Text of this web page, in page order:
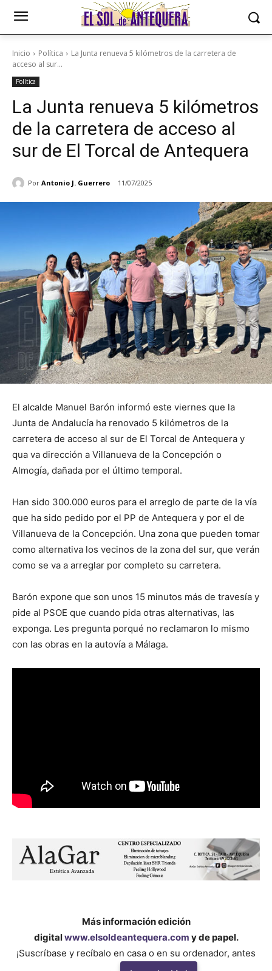
Inicio Política
La Junta renueva 5 kilómetros de la carretera de
acceso al sur...
Política
La Junta renueva 5 kilómetros
de la carretera de acceso al
sur de El Torcal de Antequera
Por Antonio J. Guerrero 11/07/2025
El alcalde Manuel Barón informó este viernes que la
Junta de Andalucía ha renovado 5 kilómetros de la
carretera de acceso al sur de El Torcal de Antequera y
qua va dirección a Villanueva de la Concepción o
Almogía, dañada por el último temporal.
Han sido 300.000 euros para el arreglo de parte de la vía
que ha sido pedido por el PP de Antequera y por el de
Villanueva de la Concepción. Una zona que pueden tomar
como alternativa los vecinos de la zona del sur, que verán
como se va a arreglar por completo su carretera.
Barón expone que son unos 15 minutos más de travesía y
pide al PSOE que cuando pida otras alternativas, las
exponga. Les pregunta porqué no reclamaron lo mismo
con las obras en la autovía a Málaga.
Más información edición
digitalwww.elsoldeantequera.com y de papel.
¡Suscríbase y recíbalo en casa o en su ordenador, antes